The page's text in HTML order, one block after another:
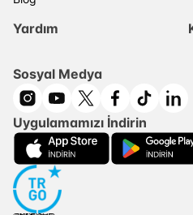
Yardım
Sosyal Medya
Uygulamamızı İndirin